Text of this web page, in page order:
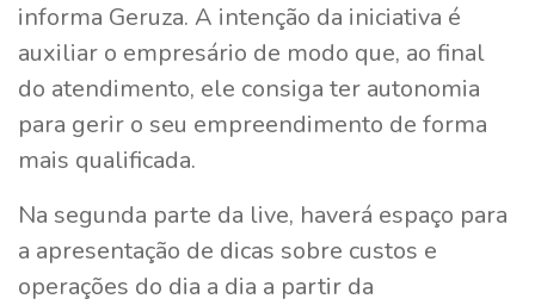
informa Geruza. A intenção da iniciativa é
auxiliar o empresário de modo que, ao final
do atendimento, ele consiga ter autonomia
para gerir o seu empreendimento de forma
mais qualificada.
Na segunda parte da live, haverá espaço para
a apresentação de dicas sobre custos e
operações do dia a dia a partir da